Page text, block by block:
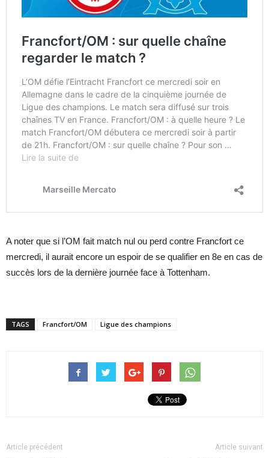
A noter que si l’OM fait match nul ou perd contre Francfort ce
mercredi, il aurait encore un espoir de se qualifier en 8e en cas de
succès lors de la dernière journée face à Tottenham.
TAGS Francfort/OM Ligue des champions
Article précédent Article suivant